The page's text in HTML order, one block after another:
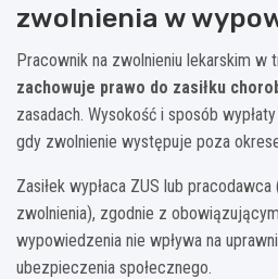
zwolnienia w
Pracownik na zwolnieniu lekarskim w
zachowuje prawo do zasiłku
zasadach. Wysokość i sposób
gdy zwolnienie występuje poza
Zasiłek wypłaca ZUS lub
zwolnienia), zgodnie z
wypowiedzenia nie wpływa na
ubezpieczenia społecznego.